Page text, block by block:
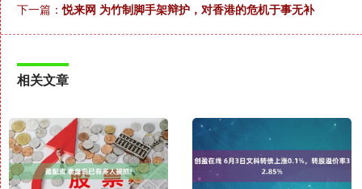
下一篇：悦来网 为竹制脚手架辩护，对香港的危机于事无补
相关文章